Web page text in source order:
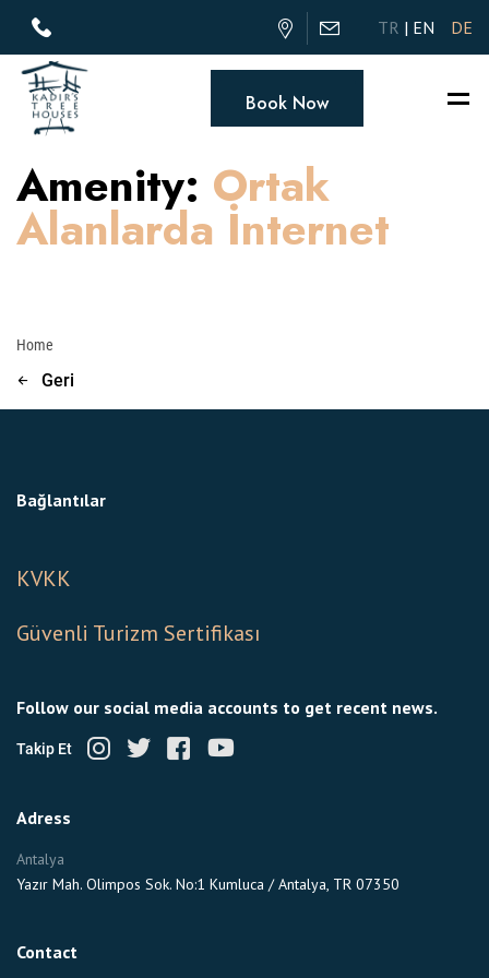
TR EN DE
Book Now
Amenity: Ortak
Alanlarda İnternet
Home
Geri
Bağlantılar
KVKK
Güvenli Turizm Sertifikası
Follow our social media accounts to get recent news.
Takip Et
Adress
Antalya
Yazır Mah. Olimpos Sok. No:1 Kumluca / Antalya, TR 07350
Contact